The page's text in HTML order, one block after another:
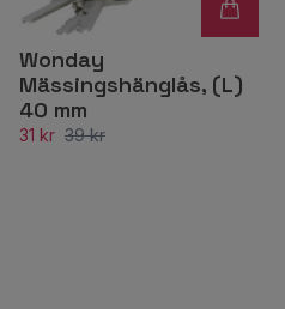
Wonday
Mässingshänglås, (L)
40 mm
31 kr 39 kr